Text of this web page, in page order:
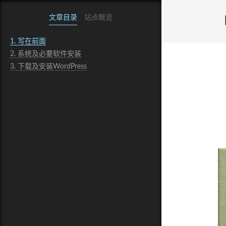
文章目录 站点概览
1. 写在前面
2. 系统及必要软件安装
3.
下载及安装WordPress